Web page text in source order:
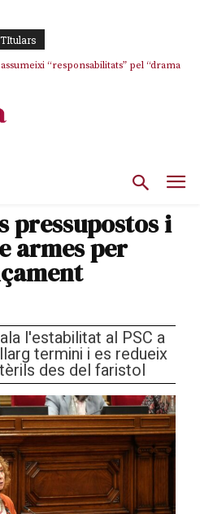
TItulars
“responsabilitats” pel “drama
catalanes per part de la UFEC
pressupostos i
armes per
l'estabilitat al PSC a
termini i es redueix
des del faristol